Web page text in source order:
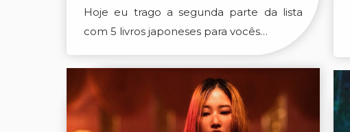
Hoje eu trago a segunda parte da lista
com 5 livros japoneses para vocês…